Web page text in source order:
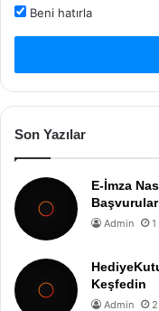
Beni hatırla
Son Yazılar
E-İmza
Admin
Keşfedin
Admin